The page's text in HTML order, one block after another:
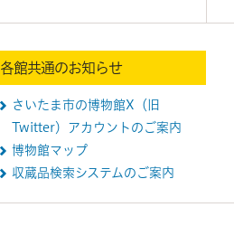
各館共通のお知らせ
さいたま市の博物館X（旧
Twitter）アカウントのご案内
博物館マップ
収蔵品検索システムのご案内